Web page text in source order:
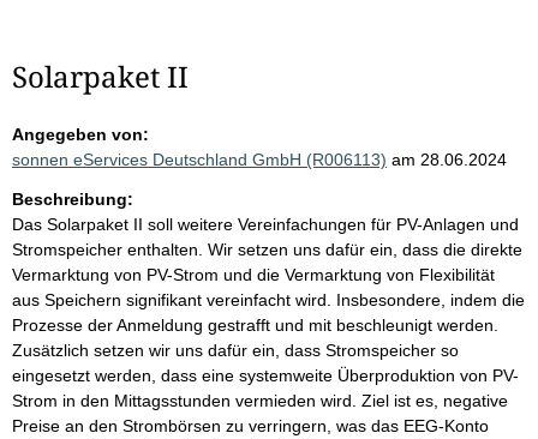
Solarpaket II
Angegeben von:
sonnen eServices Deutschland GmbH (R006113) am 28.06.2024
Beschreibung:
Das Solarpaket II soll weitere Vereinfachungen für PV-Anlagen und
Stromspeicher enthalten. Wir setzen uns dafür ein, dass die direkte
Vermarktung von PV-Strom und die Vermarktung von Flexibilität
aus Speichern signifikant vereinfacht wird. Insbesondere, indem die
Prozesse der Anmeldung gestrafft und mit beschleunigt werden.
Zusätzlich setzen wir uns dafür ein, dass Stromspeicher so
eingesetzt werden, dass eine systemweite Überproduktion von PV-
Strom in den Mittagsstunden vermieden wird. Ziel ist es, negative
Preise an den Strombörsen zu verringern, was das EEG-Konto